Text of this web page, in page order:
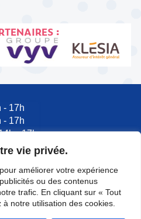
vie privée.
améliorer votre expérience
ou des contenus
trafic. En cliquant sur « Tout
notre utilisation des cookies.
:
- 17h
- 17h
- 17h
- 17h
- 17h